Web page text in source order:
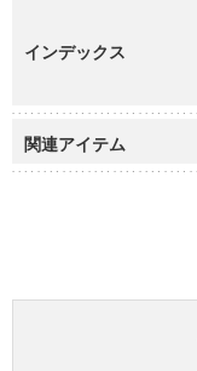
インデックス
関連アイテム